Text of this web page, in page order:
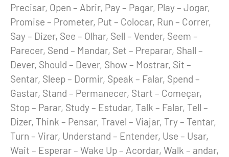
Precisar, Open – Abrir, Pay – Pagar, Play – Jogar,
Promise – Prometer, Put – Colocar, Run – Correr,
Say – Dizer, See – Olhar, Sell – Vender, Seem –
Parecer, Send – Mandar, Set – Preparar, Shall –
Dever, Should – Dever, Show – Mostrar, Sit –
Sentar, Sleep – Dormir, Speak – Falar, Spend –
Gastar, Stand – Permanecer, Start – Começar,
Stop – Parar, Study – Estudar, Talk – Falar, Tell –
Dizer, Think – Pensar, Travel – Viajar, Try – Tentar,
Turn – Virar, Understand – Entender, Use – Usar,
Wait – Esperar – Wake Up – Acordar, Walk – andar,